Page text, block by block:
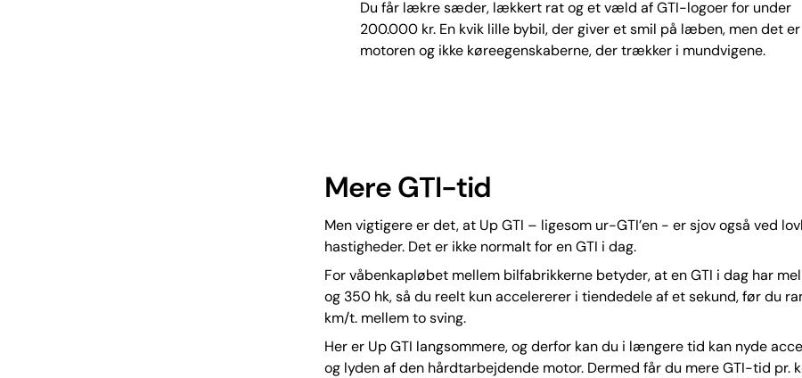
Du får lækre sæder, lækkert rat og et væld af GTI-logoer for under
200.000 kr. En kvik lille bybil, der giver et smil på læben, men det er
motoren og ikke køreegenskaberne, der trækker i mundvigene.
Mere GTI-tid
Men vigtigere er det, at Up GTI – ligesom ur-GTI’en - er sjov også ved
hastigheder. Det er ikke normalt for en GTI i dag.
For våbenkapløbet mellem bilfabrikkerne betyder, at en GTI i dag har
og 350 hk, så du reelt kun accelererer i tiendedele af et sekund, før du
km/t. mellem to sving.
Her er Up GTI langsommere, og derfor kan du i længere tid kan nyde
og lyden af den hårdtarbejdende motor. Dermed får du mere GTI-tid pr.